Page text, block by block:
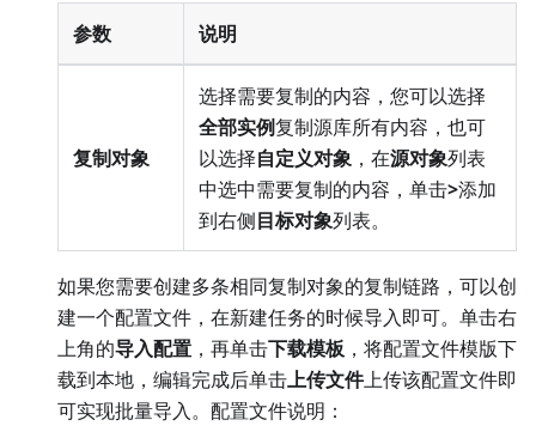
参数 说明
复制对象
选择需要复制的内容，您可以选择
全部实例复制源库所有内容，也可
以选择自定义对象 ，在源对象列表
中选中需要复制的内容，单击>添加
到右侧目标对象列表。
如果您需要创建多条相同复制对象的复制链路，可以创
建一个配置文件，在新建任务的时候导入即可。单击右
上角的导入配置 ，再单击下载模板 ，将配置文件模版下
载到本地，编辑完成后单击上传文件上传该配置文件即
可实现批量导入。配置文件说明：